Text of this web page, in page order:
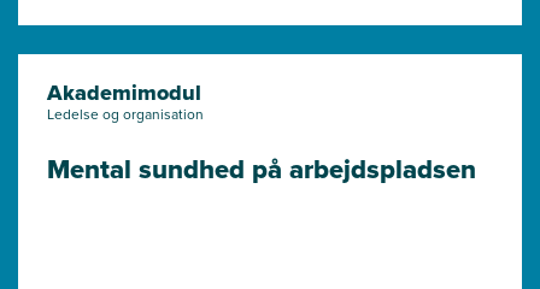
Akademimodul
Ledelse og organisation
Mental sundhed på arbejdspladsen